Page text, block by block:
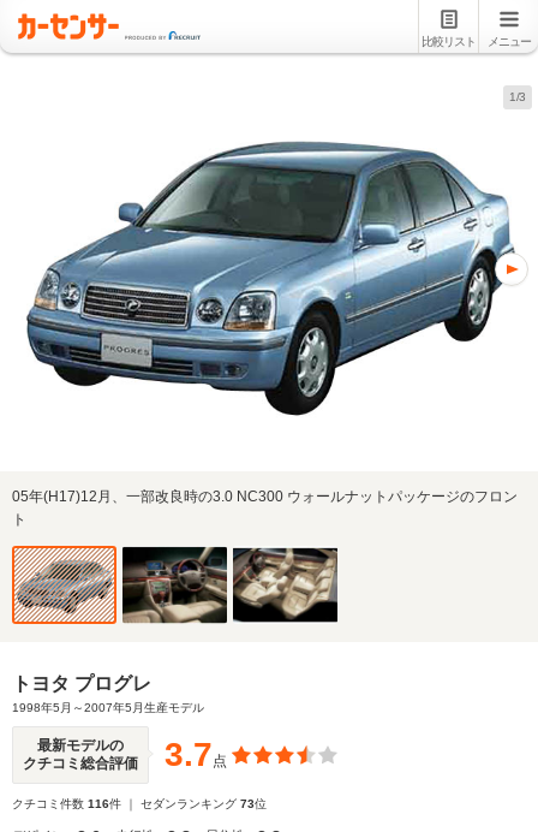
比較リスト メニュー
1/3
05年(H17)12月、一部改良時の3.0 NC300 ウォールナットパッケージのフロン
ト
トヨタ プログレ
1998年5月～2007年5月生産モデル
最新モデルの
クチコミ総合評価
3.7点
クチコミ件数 116件 ｜ セダンランキング 73位